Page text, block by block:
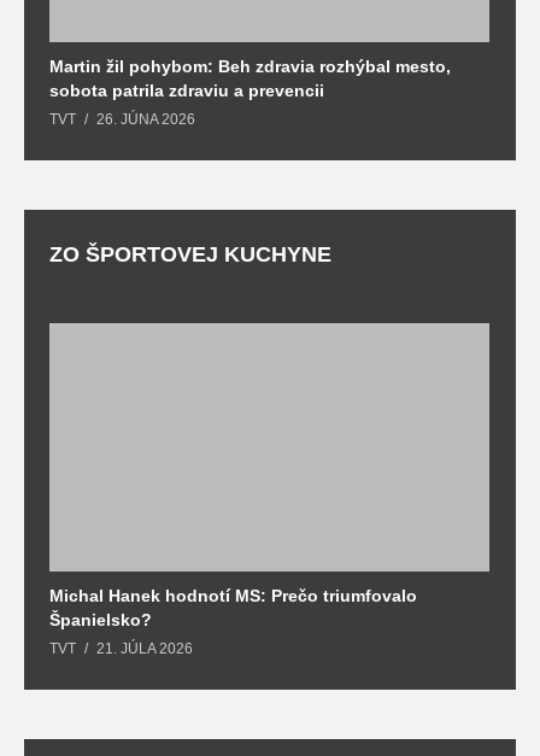
Martin žil pohybom: Beh zdravia rozhýbal mesto,
sobota patrila zdraviu a prevencii
TVT 26. JÚNA 2026
ZO ŠPORTOVEJ KUCHYNE
Michal Hanek hodnotí MS: Prečo triumfovalo
Španielsko?
TVT 21. JÚLA 2026